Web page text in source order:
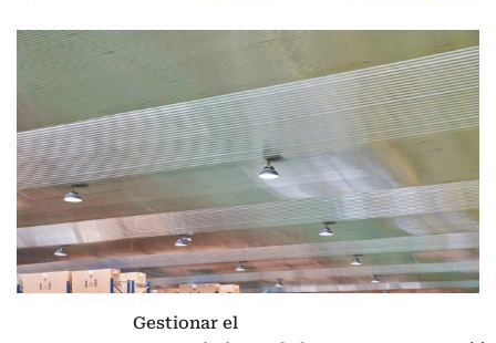
Gestionar el